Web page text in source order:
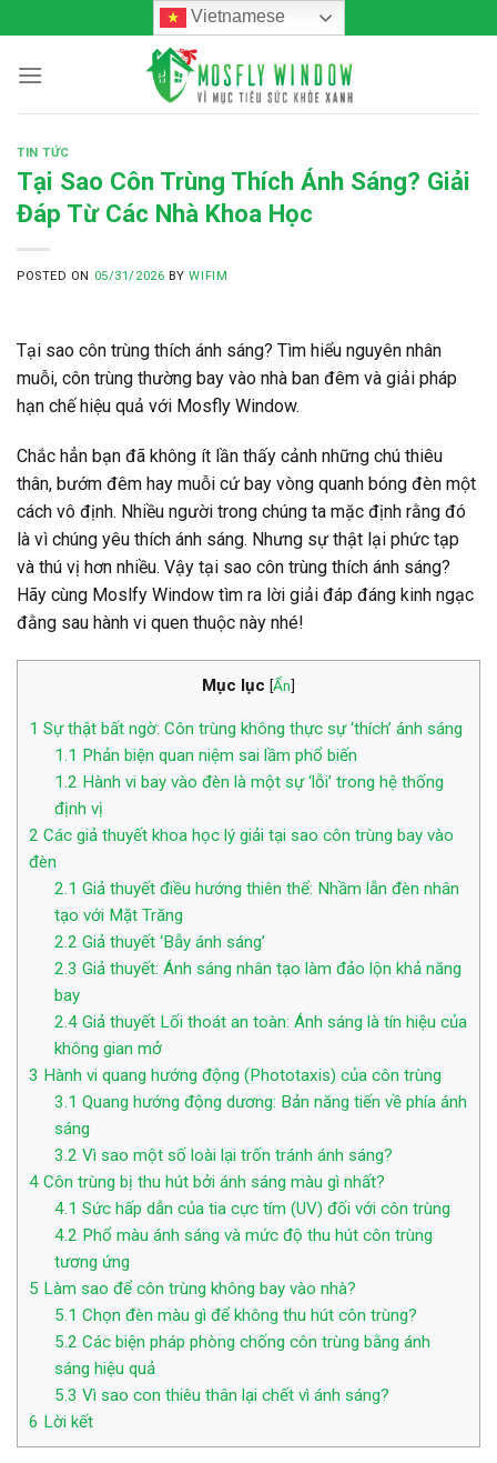
to
content
Vietnamese
TIN TỨC
Tại Sao Côn Trùng Thích Ánh Sáng? Giải
Đáp Từ Các Nhà Khoa Học
POSTED ON 05/31/2026 BYWIFIM
Tại sao côn trùng thích ánh sáng? Tìm hiểu nguyên nhân
muỗi, côn trùng thường bay vào nhà ban đêm và giải pháp
hạn chế hiệu quả với Mosfly Window.
Chắc hẳn bạn đã không ít lần thấy cảnh những chú thiêu
thân, bướm đêm hay muỗi cứ bay vòng quanh bóng đèn một
cách vô định. Nhiều người trong chúng ta mặc định rằng đó
là vì chúng yêu thích ánh sáng. Nhưng sự thật lại phức tạp
và thú vị hơn nhiều. Vậy tại sao côn trùng thích ánh sáng?
Hãy cùng Moslfy Window tìm ra lời giải đáp đáng kinh ngạc
đằng sau hành vi quen thuộc này nhé!
Mục lục [Ẩn]
1 Sự thật bất ngờ: Côn trùng không thực sự ‘thích’ ánh sáng
1.1 Phản biện quan niệm sai lầm phổ biến
1.2 Hành vi bay vào đèn là một sự ‘lỗi’ trong hệ thống
định vị
2 Các giả thuyết khoa học lý giải tại sao côn trùng bay vào
đèn
2.1 Giả thuyết điều hướng thiên thể: Nhầm lẫn đèn nhân
tạo với Mặt Trăng
2.2 Giả thuyết ‘Bẫy ánh sáng’
2.3 Giả thuyết: Ánh sáng nhân tạo làm đảo lộn khả năng
bay
2.4Giả thuyết Lối thoát an toàn: Ánh sáng là tín hiệu của
không gian mở
3 Hành vi quang hướng động (Phototaxis) của côn trùng
3.1 Quang hướng động dương: Bản năng tiến về phía ánh
sáng
3.2 Vì sao một số loài lại trốn tránh ánh sáng?
4 Côn trùng bị thu hút bởi ánh sáng màu gì nhất?
4.1 Sức hấp dẫn của tia cực tím (UV) đối với côn trùng
4.2 Phổ màu ánh sáng và mức độ thu hút côn trùng
tương ứng
5 Làm sao để côn trùng không bay vào nhà?
5.1 Chọn đèn màu gì để không thu hút côn trùng?
5.2 Các biện pháp phòng chống côn trùng bằng ánh
sáng hiệu quả
5.3 Vì sao con thiêu thân lại chết vì ánh sáng?
6 Lời kết